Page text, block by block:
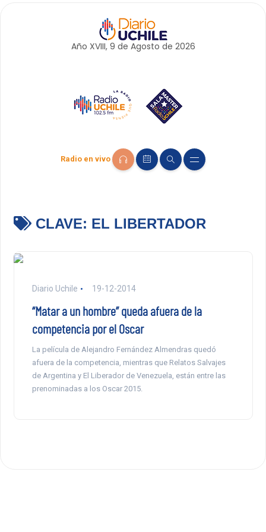
Año XVIII, 9 de Agosto de 2026
Radio en vivo
CLAVE: EL LIBERTADOR
Diario Uchile 19-12-2014
“Matar a un hombre” queda afuera de la
competencia por el Oscar
La película de Alejandro Fernández Almendras quedó
afuera de la competencia, mientras que Relatos Salvajes
de Argentina y El Liberador de Venezuela, están entre las
prenominadas a los Oscar 2015.